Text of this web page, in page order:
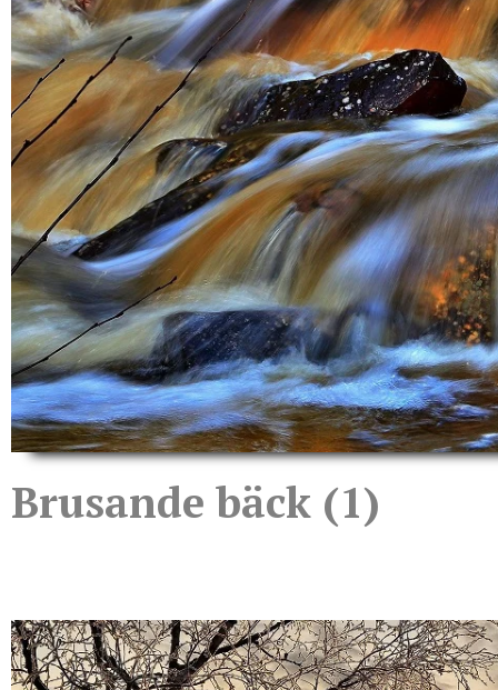
Brusande bäck (1)